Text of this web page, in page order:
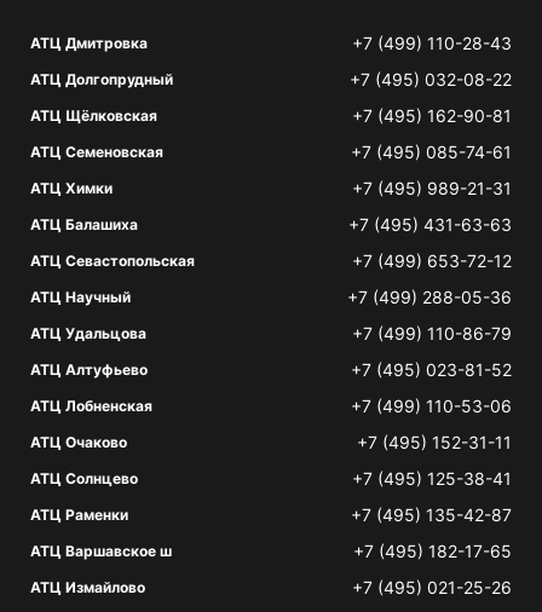
АТЦ Дмитровка +7 (499) 110-28-43
АТЦ Долгопрудный +7 (495) 032-08-22
АТЦ Щёлковская +7 (495) 162-90-81
АТЦ Семеновская +7 (495) 085-74-61
АТЦ Химки +7 (495) 989-21-31
АТЦ Балашиха +7 (495) 431-63-63
АТЦ Севастопольская +7 (499) 653-72-12
АТЦ Научный +7 (499) 288-05-36
АТЦ Удальцова +7 (499) 110-86-79
АТЦ Алтуфьево +7 (495) 023-81-52
АТЦ Лобненская +7 (499) 110-53-06
АТЦ Очаково +7 (495) 152-31-11
АТЦ Солнцево +7 (495) 125-38-41
АТЦ Раменки +7 (495) 135-42-87
АТЦ Варшавское ш +7 (495) 182-17-65
АТЦ Измайлово +7 (495) 021-25-26